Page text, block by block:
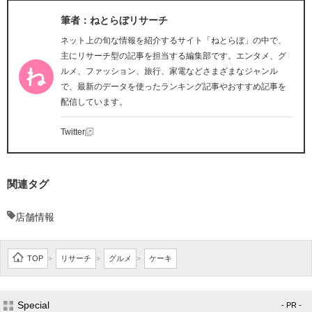
筆者：ねとらぼリサーチ
ネット上の旬な情報を紹介するサイト「ねとらぼ」の中で、
主にリサーチ型の記事を担当する編集部です。エンタメ、グ
ルメ、ファッション、旅行、家電などさまざまなジャンル
で、最新のデータを使ったランキング記事やおすすめ記事を
配信しています。
Twitter
関連タグ
店舗情報
TOP > リサーチ > グルメ > ケーキ
Special - PR -